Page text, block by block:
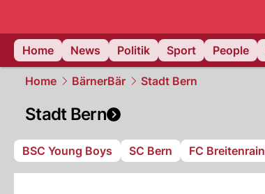
Home
News Politik Sport People
Home BärnerBär Stadt Bern
Stadt Bern
BSC Young Boys SC Bern FC Breitenrain